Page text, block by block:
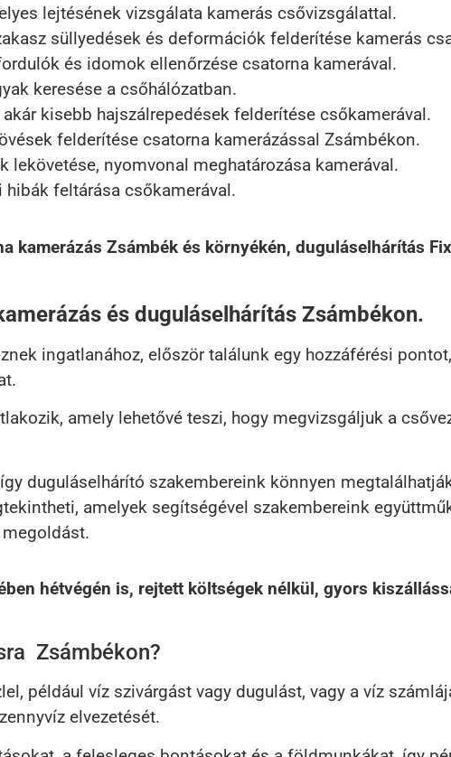
lejtésének vizsgálata kamerás csővizsgálattal.
süllyedések és deformációk felderítése kamerás
és idomok ellenőrzése csatorna kamerával.
keresése a csőhálózatban.
akár kisebb hajszálrepedések felderítése csőkamerával.
felderítése csatorna kamerázással Zsámbékon.
lekövetése, nyomvonal meghatározása kamerával.
hibák feltárása csőkamerával.
kamerázás Zsámbék és környékén, duguláselhárítás
és duguláselhárítás Zsámbékon.
ingatlanához, először találunk egy hozzáférési
amely lehetővé teszi, hogy megvizsgáljuk a
duguláselhárító szakembereink könnyen
amelyek segítségével szakembereink
hétvégén is, rejtett költségek nélkül, gyors
Zsámbékon?
például víz szivárgást vagy dugulást, vagy a víz
elvezetését.